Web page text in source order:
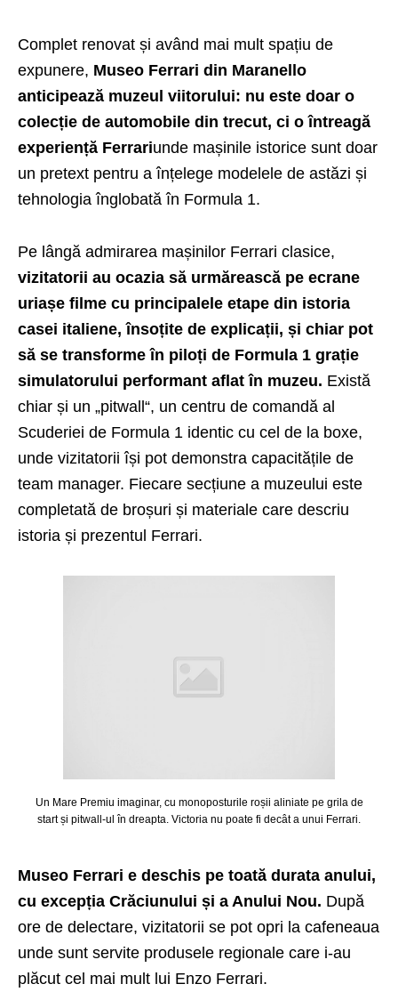
Complet renovat și având mai mult spațiu de
expunere, Museo Ferrari din Maranello
anticipează muzeul viitorului: nu este doar o
colecție de automobile din trecut, ci o întreagă
experiență Ferrariunde mașinile istorice sunt doar
un pretext pentru a înțelege modelele de astăzi și
tehnologia înglobată în Formula 1.
Pe lângă admirarea mașinilor Ferrari clasice,
vizitatorii au ocazia să urmărească pe ecrane
uriașe filme cu principalele etape din istoria
casei italiene, însoțite de explicații, și chiar pot
să se transforme în piloți de Formula 1 grație
simulatorului performant aflat în muzeu. Există
chiar și un „pitwall“, un centru de comandă al
Scuderiei de Formula 1 identic cu cel de la boxe,
unde vizitatorii își pot demonstra capacitățile de
team manager. Fiecare secțiune a muzeului este
completată de broșuri și materiale care descriu
istoria și prezentul Ferrari.
Un Mare Premiu imaginar, cu monoposturile roșii aliniate pe grila de
start și pitwall-ul în dreapta. Victoria nu poate fi decât a unui Ferrari.
Museo Ferrari e deschis pe toată durata anului,
cu excepția Crăciunului și a Anului Nou. După
ore de delectare, vizitatorii se pot opri la cafeneaua
unde sunt servite produsele regionale care i-au
plăcut cel mai mult lui Enzo Ferrari.